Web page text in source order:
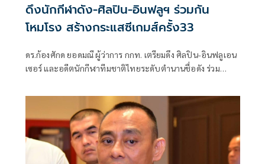
ดึงนักกีฬาดัง-ศิลปิน-อินฟลูฯ ร่วมกัน
โหมโรง สร้างกระแสซีเกมส์ครั้ง33
ดร.ก้องศักด ยอดมณี ผู้ว่าการ กกท. เตรียมดึง ศิลปิน-อินฟลูเอน
เซอร์ และอดีตนักกีฬาทีมชาติไทยระดับตำนานชื่อดัง ร่วม